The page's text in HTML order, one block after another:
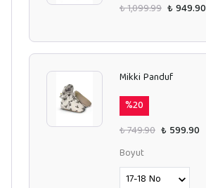
₺ 1,099.99 ₺ 949.90
Mikki Panduf
%20
₺ 749.90 ₺ 599.90
Boyut